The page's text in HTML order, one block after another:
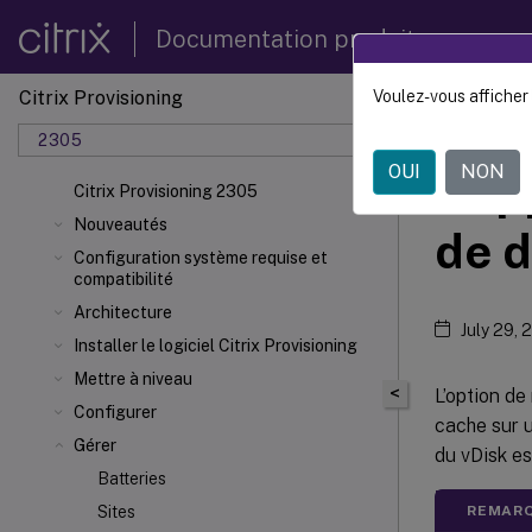
Documentation produit
Citrix Provisioning
2305
Citrix Provisioning 2305
Nouveautés
Configuration système requise et
compatibilité
Architecture
Installer le logiciel Citrix Provisioning
Mettre à niveau
Configurer
Gérer
Batteries
Sites
Citrix
<
de
July 29,
L’option
cache sur
du vDisk
Voulez-vous
OUI NON